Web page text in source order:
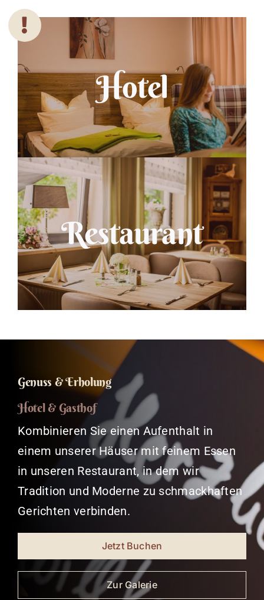
Hotel
Restaurant
Genuss & Erholung
Hotel & Gasthof
Kombinieren Sie einen Aufenthalt in
einem unserer Häuser mit feinem Essen
in unseren Restaurant, in dem wir
Tradition und Moderne zu schmackhaften
Gerichten verbinden.
Jetzt Buchen
Zur Galerie